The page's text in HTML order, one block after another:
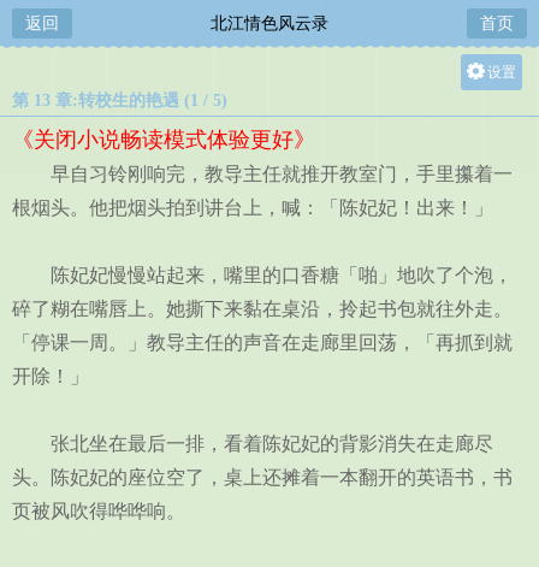
返回 北江情色风云录 首页
设置
中
小
第 13 章:转校生的艳遇 (1 / 5)
《关闭小说畅读模式体验更好》
早自习铃刚响完，教导主任就推开教室门，手里攥着一
根烟头。他把烟头拍到讲台上，喊：「陈妃妃！出来！」
陈妃妃慢慢站起来，嘴里的口香糖「啪」地吹了个泡，
碎了糊在嘴唇上。她撕下来黏在桌沿，拎起书包就往外走。
「停课一周。」教导主任的声音在走廊里回荡，「再抓到就
开除！」
张北坐在最后一排，看着陈妃妃的背影消失在走廊尽
头。陈妃妃的座位空了，桌上还摊着一本翻开的英语书，书
页被风吹得哗哗响。